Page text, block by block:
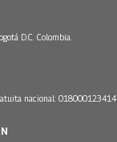
D.C. Colombia.
nacional: 018000123414